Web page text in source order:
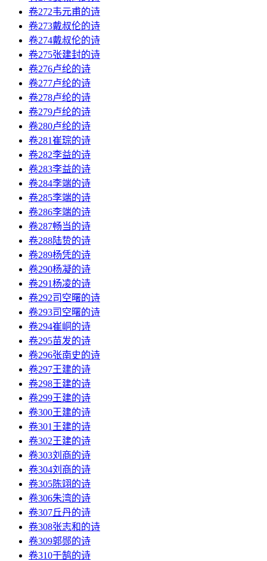
卷272韦元甫的诗
卷273戴叔伦的诗
卷274戴叔伦的诗
卷275张建封的诗
卷276卢纶的诗
卷277卢纶的诗
卷278卢纶的诗
卷279卢纶的诗
卷280卢纶的诗
卷281崔琮的诗
卷282李益的诗
卷283李益的诗
卷284李端的诗
卷285李端的诗
卷286李端的诗
卷287畅当的诗
卷288陆贽的诗
卷289杨凭的诗
卷290杨凝的诗
卷291杨凌的诗
卷292司空曙的诗
卷293司空曙的诗
卷294崔峒的诗
卷295苗发的诗
卷296张南史的诗
卷297王建的诗
卷298王建的诗
卷299王建的诗
卷300王建的诗
卷301王建的诗
卷302王建的诗
卷303刘商的诗
卷304刘商的诗
卷305陈翊的诗
卷306朱湾的诗
卷307丘丹的诗
卷308张志和的诗
卷309郭郧的诗
卷310于鹄的诗